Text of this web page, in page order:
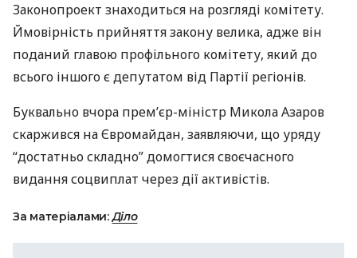
Законопроект знаходиться на розгляді комітету.
Ймовірність прийняття закону велика, адже він
поданий главою профільного комітету, який до
всього іншого є депутатом від Партії регіонів.
Буквально вчора прем’єр-міністр Микола Азаров
скаржився на Євромайдан, заявляючи, що уряду
“достатньо складно” домогтися своєчасного
видання соцвиплат через дії активістів.
За матеріалами:Діло